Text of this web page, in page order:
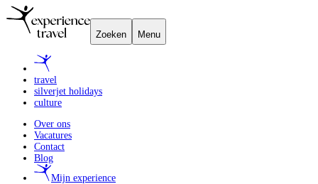
Zoeken Menu
travel
silverjet holidays
culture
Over ons
Vacatures
Contact
Blog
Mijn experience